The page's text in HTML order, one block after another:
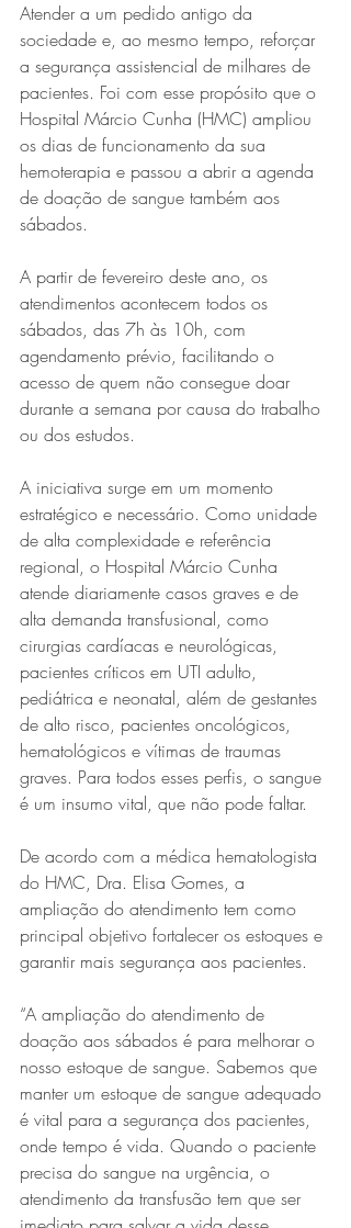
Exposição “O Silêncio das
Coisas” da artista visual Luiza
Drumond
Série MPB abre temporada de
shows em Ipatinga com Flávio
Venturini
Atender a um pedido antigo da
sociedade e, ao mesmo tempo, reforçar
a segurança assistencial de milhares de
pacientes. Foi com esse propósito que o
Hospital Márcio Cunha (HMC) ampliou
os dias de funcionamento da sua
hemoterapia e passou a abrir a agenda
de doação de sangue também aos
sábados.
A partir de fevereiro deste ano, os
atendimentos acontecem todos os
sábados, das 7h às 10h, com
agendamento prévio, facilitando o
acesso de quem não consegue doar
durante a semana por causa do trabalho
ou dos estudos.
A iniciativa surge em um momento
estratégico e necessário. Como unidade
de alta complexidade e referência
regional, o Hospital Márcio Cunha
atende diariamente casos graves e de
alta demanda transfusional, como
cirurgias cardíacas e neurológicas,
pacientes críticos em UTI adulto,
pediátrica e neonatal, além de gestantes
de alto risco, pacientes oncológicos,
hematológicos e vítimas de traumas
graves. Para todos esses perfis, o sangue
é um insumo vital, que não pode faltar.
De acordo com a médica hematologista
do HMC, Dra. Elisa Gomes, a
ampliação do atendimento tem como
principal objetivo fortalecer os estoques e
garantir mais segurança aos pacientes.
“A ampliação do atendimento de
doação aos sábados é para melhorar o
nosso estoque de sangue. Sabemos que
manter um estoque de sangue adequado
é vital para a segurança dos pacientes,
onde tempo é vida. Quando o paciente
precisa do sangue na urgência, o
atendimento da transfusão tem que ser